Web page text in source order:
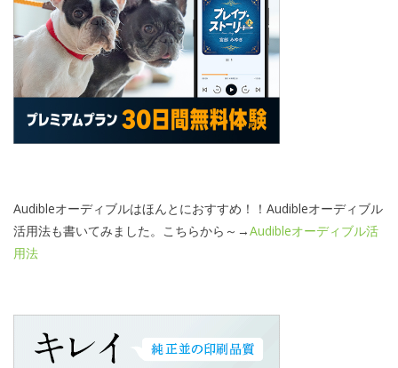
Audibleオーディブルはほんとにおすすめ！！Audibleオーディブル
活用法も書いてみました。こちらから～→Audibleオーディブル活
用法